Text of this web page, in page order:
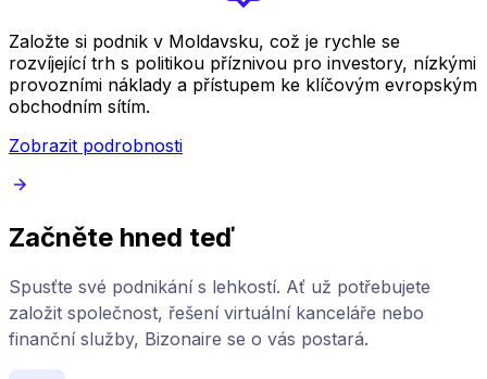
Založte si podnik v Moldavsku, což je rychle se
rozvíjející trh s politikou příznivou pro investory, nízkými
provozními náklady a přístupem ke klíčovým evropským
obchodním sítím.
Zobrazit podrobnosti
Začněte hned teď
Spusťte své podnikání s lehkostí. Ať už potřebujete
založit společnost, řešení virtuální kanceláře nebo
finanční služby, Bizonaire se o vás postará.